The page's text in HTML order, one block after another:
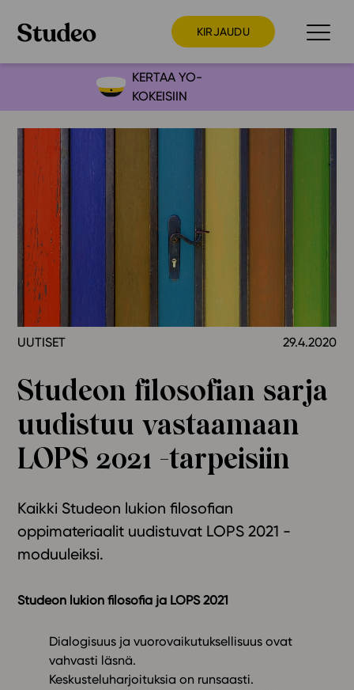
KIRJAUDU
Preppaaja
Opettaja
Opiskelija
Huoltaja
Kokeilutarjous
Ainstain
Alakoulu
Yläkoulu
Lukio
Ominaisuudet
Tapahtumakalenteri
Webinaari­tallenteet
Suosittelut
Ohjevideot
Oppikirjailijat
Tiimi
Eettiset periaatteet tekoälyn käyttöön
Tilaa uutiskirje
Ota yhteyttä
KERTAA YO-
KOKEISIIN
UUTISET 29.4.2020
Studeon filosofian sarja
uudistuu vastaamaan
LOPS 2021 -tarpeisiin
Kaikki Studeon lukion filosofian
oppimateriaalit uudistuvat LOPS 2021 -
moduuleiksi.
Studeon lukion filosofia ja LOPS 2021
Dialogisuus ja vuorovaikutuksellisuus ovat
vahvasti läsnä.
Keskusteluharjoituksia on runsaasti.